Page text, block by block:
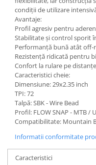
condiții de utilizare
Avantaje:
Profil agresiv pentru
Stabilitate și control sporit
Performanță bună atât off-
Rezistență ridicată pentru
Confort la rulare pe
Caracteristici cheie:
Dimensiune: 29x2.35 inch
TPI: 72
Talpă: SBK - Wire Bead
Profil: FLOW SNAP - MTB /
Compatibilitate: Mountain
Informatii conformitate
Caracteristici